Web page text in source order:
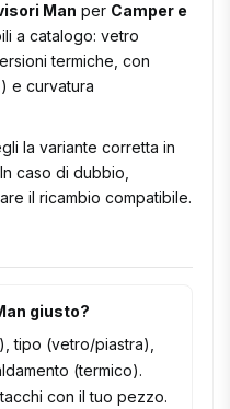
Man per Camper e
a catalogo: vetro
termiche, con
e curvatura
la variante corretta in
caso di dubbio,
il ricambio compatibile.
giusto?
tipo (vetro/piastra),
(termico).
con il tuo pezzo.